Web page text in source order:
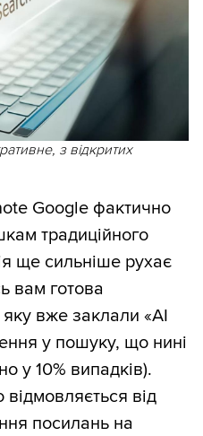
з відкритих
Google фактично
традиційного
ще сильніше рухає
вам готова
яку вже заклали «AI
у пошуку, що нині
у 10% випадків).
від
посилань на